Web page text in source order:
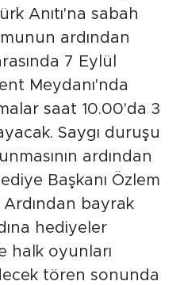
Anıtı'na sabah
ardından
7 Eylül
Meydanı'nda
saat 10.00'da 3
Saygı duruşu
ardından
Başkanı Özlem
bayrak
hediyeler
halk oyunları
tören sonunda